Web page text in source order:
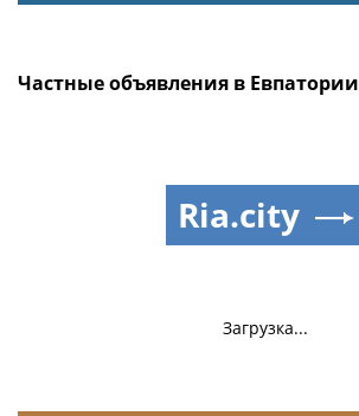
Частные объявления в Евпатории
Загрузка...
Ria.city